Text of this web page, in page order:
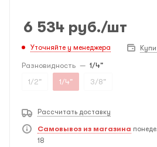
6 534 руб./шт
Уточняйте у менеджера
Разновидность — 1/4"
1/2"
1/4" 3/8"
Рассчитать доставку
Самовывоз из магазина
18